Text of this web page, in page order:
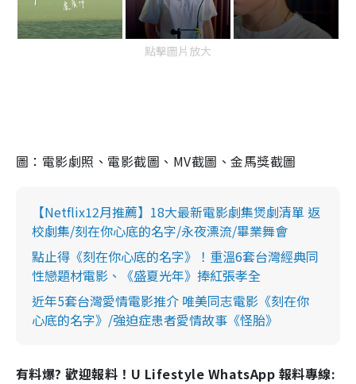
點擊圖片放大
圖：電影劇照、電影截圖、MV截圖、金馬獎截圖
【Netflix12月推薦】18大最新電影劇集煲劇清單 返
校劇集/刻在你心底的名字/永夜漂流/畢業舞會
點止得《刻在你心底的名字》！重溫6套台灣經典同
性戀題材電影、《盛夏光年》捧紅張孝全
近年5套台灣愛情電影推介 唯美同志電影《刻在你
心底的名字》/強迫症患者愛情故事《怪胎》
有料爆? 歡迎報料！U Lifestyle WhatsApp 報料專線: